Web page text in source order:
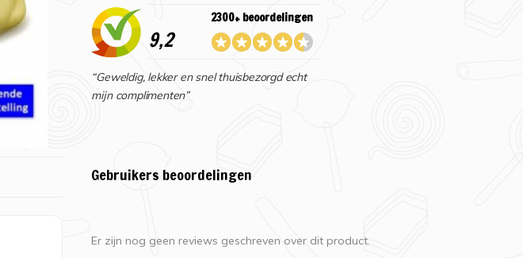
9,2
2300+ beoordelingen
“Geweldig, lekker en snel thuisbezorgd echt
mijn complimenten”
Gebruikers beoordelingen
Er zijn nog geen reviews geschreven over dit product.